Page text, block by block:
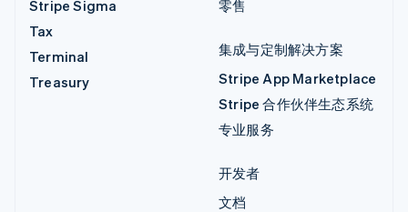
Stripe Sigma
Tax
Terminal
Treasury
零售
集成与定制解决方案
Stripe App Marketplace
Stripe 合作伙伴生态系统
专业服务
开发者
文档